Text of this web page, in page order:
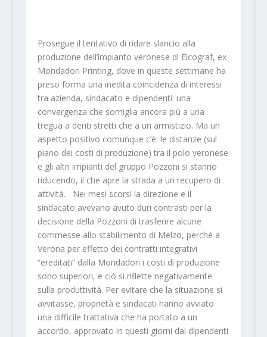
Prosegue il tentativo di ridare slancio alla
produzione dell’impianto veronese di Elcograf, ex
Mondadori Printing, dove in queste settimane ha
preso forma una inedita coincidenza di interessi
tra azienda, sindacato e dipendenti: una
convergenza che somiglia ancora più a una
tregua a denti stretti che a un armistizio. Ma un
aspetto positivo comunque c’è: le distanze (sul
piano dei costi di produzione) tra il polo veronese
e gli altri impianti del gruppo Pozzoni si stanno
riducendo, il che apre la strada a un recupero di
attività. Nei mesi scorsi la direzione e il
sindacato avevano avuto duri contrasti per la
decisione della Pozzoni di trasferire alcune
commesse allo stabilimento di Melzo, perché a
Verona per effetto dei contratti integrativi
“ereditati” dalla Mondadori i costi di produzione
sono superiori, e ciò si riflette negativamente
sulla produttività. Per evitare che la situazione si
avvitasse, proprietà e sindacati hanno avviato
una difficile trattativa che ha portato a un
accordo, approvato in questi giorni dai dipendenti